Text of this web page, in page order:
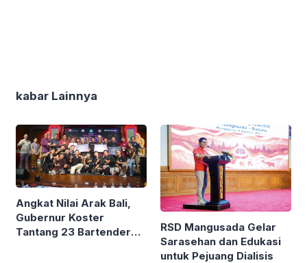
kabar Lainnya
Angkat Nilai Arak Bali,
Gubernur Koster
Tantang 23 Bartender
RSD Mangusada Gelar
Sarasehan dan Edukasi
untuk Pejuang Dialisis